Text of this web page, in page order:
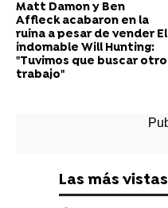
Matt Damon y Ben
Affleck acabaron en la
ruina a pesar de vender El
indomable Will Hunting:
"Tuvimos que buscar otro
trabajo"
Las más vistas